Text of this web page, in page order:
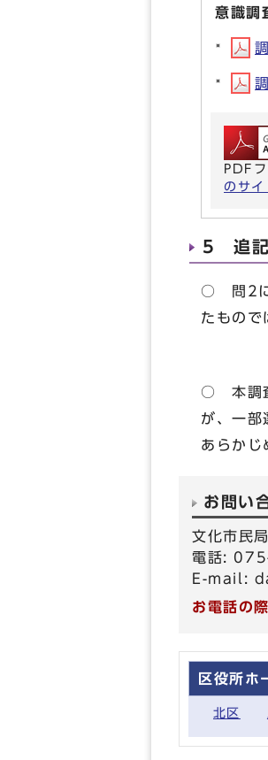
意識調
PDF
のサ
5 追記
○ 問2に
たもので
○ 本調査
が、一部
あらかじ
お問い
文化市民
電話:
E-mail:
お電話の
区役所ホ
北区